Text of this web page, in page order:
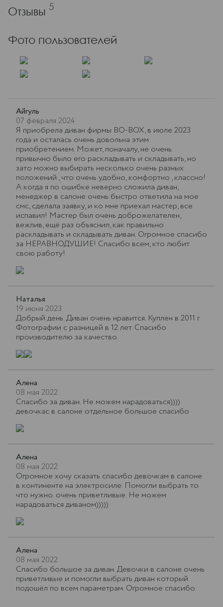
Отзывы 5
Фото пользователей
Айгуль
07 февраля 2024
Я приобрела диван фирмы BO-BOX, в июле 2023
года и осталась очень довольна этим
приобретением. Может, поначалу, не очень
привычно было его раскладывать и складывать, но
зато можно выбирать несколько очень разных
положений , что очень удобно, комфортно , классно!
А когда я по ошибке неверно сложила диван,
менеджер в салоне очень быстро ответила на мое
смс, сделала заявку, и ко мне приехал мастер, все
испавил! Мастер был очень доброжелателен,
вежлив, ещё раз объяснил, как правильно
раскладывать и складывать диван. Огромное спасибо
за НЕРАВНОДУШИЕ! Спасибо всем, кто любит
свою работу!
Наталья
19 июня 2023
Добрый день. Диван очень нравится. Куплен в 2011 г.
Фотографии с разницей в 12 лет. Спасибо
производителю за качество.
Алена
08 мая 2022
Спасибо за диван. Не можем нарадоваться))))
девочкас в салоне отдельное большое спасибо
Алена
08 мая 2022
Огромное хочу сказать спасибо девочкам в салоне
в континенте на электросиле. Помогли выбрать то
что нужно. очень приветливые. Не можем
нарадоваться диваном)))))
Алена
08 мая 2022
Спасибо большое за диван. Девочки в салоне очень
приветливые и помогли выбрать диван который
подошёл по всем параметрам. Огромное спасибо